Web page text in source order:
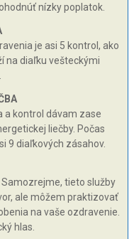
nízky poplatok.
je asi 5 kontrol, ako
na diaľku vešteckými
a kontrol dávam zase
liečby. Počas
9 diaľkových zásahov.
tieto služby
ale môžem praktizovať
na vaše ozdravenie.
hlas.